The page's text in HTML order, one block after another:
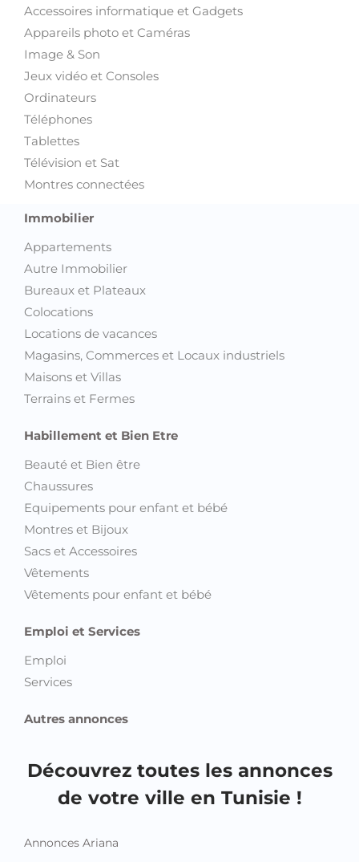
Accessoires informatique et Gadgets
Appareils photo et Caméras
Image & Son
Jeux vidéo et Consoles
Ordinateurs
Téléphones
Tablettes
Télévision et Sat
Montres connectées
Immobilier
Appartements
Autre Immobilier
Bureaux et Plateaux
Colocations
Locations de vacances
Magasins, Commerces et Locaux industriels
Maisons et Villas
Terrains et Fermes
Habillement et Bien Etre
Beauté et Bien être
Chaussures
Equipements pour enfant et bébé
Montres et Bijoux
Sacs et Accessoires
Vêtements
Vêtements pour enfant et bébé
Emploi et Services
Emploi
Services
Autres annonces
Découvrez toutes les annonces
de votre ville en Tunisie !
Annonces Ariana